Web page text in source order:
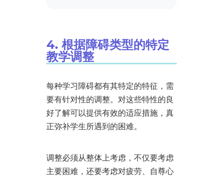
4. 根据障碍类型的特定
教学调整
每种学习障碍都有其特定的特征，需
要有针对性的调整。对这些特性的良
好了解可以提供有效的适应措施，真
正弥补学生所遇到的困难。
调整必须从整体上考虑，不仅要考虑
主要困难，还要考虑对疲劳、自尊心